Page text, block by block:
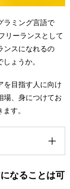
ラミング言語で
リーランスとして
ンスになれるの
ょうか。
を目指す人に向け
場、身につけてお
す。
なることは可